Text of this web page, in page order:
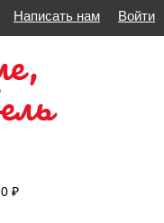
Написать нам Войти
0 ₽